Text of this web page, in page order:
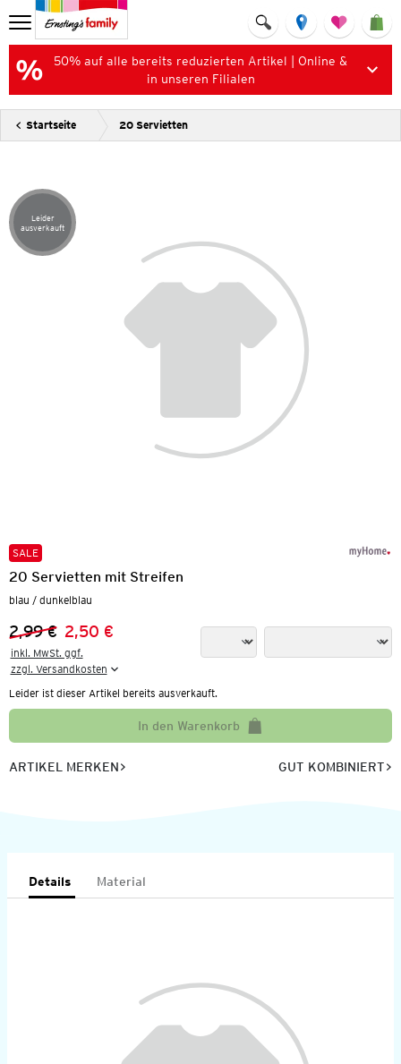
50% auf alle bereits reduzierten Artikel | Online &
in unseren Filialen
Startseite 20 Servietten
Artikel leider ausverkauft
Leider
ausverkauft
SALE
20 Servietten mit Streifen
blau / dunkelblau
Vorheriger Preis:
2,99 €
Neuer Preis:
2,50 €
inkl. MwSt. ggf.
zzgl. Versandkosten
Leider ist dieser Artikel bereits ausverkauft.
In den Warenkorb
ARTIKEL MERKEN GUT KOMBINIERT
Details Material